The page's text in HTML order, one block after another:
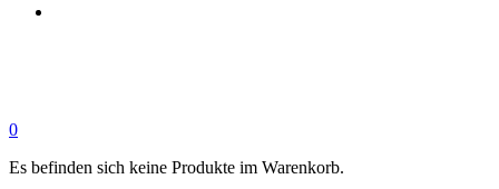
0
Es befinden sich keine Produkte im Warenkorb.